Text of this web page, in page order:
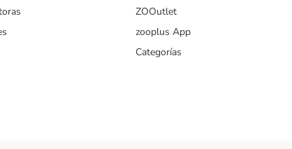
ZOOutlet
zooplus App
Categorías